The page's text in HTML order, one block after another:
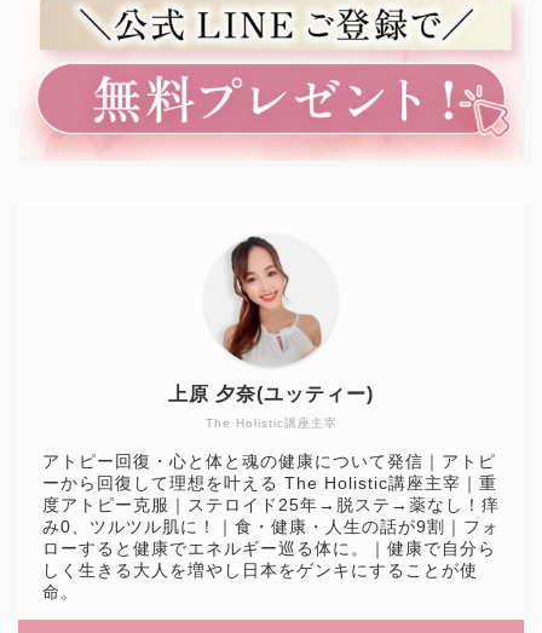
The Holistic講座主宰
上原 夕奈(ユッティー)
アトピー回復・心と体と魂の健康について発信｜アトピ
ーから回復して理想を叶える The Holistic講座主宰｜重
度アトピー克服｜ステロイド25年→脱ステ→薬なし！痒
み0、ツルツル肌に！｜食・健康・人生の話が9割｜フォ
ローすると健康でエネルギー巡る体に。｜健康で自分ら
しく生きる大人を増やし日本をゲンキにすることが使
命。